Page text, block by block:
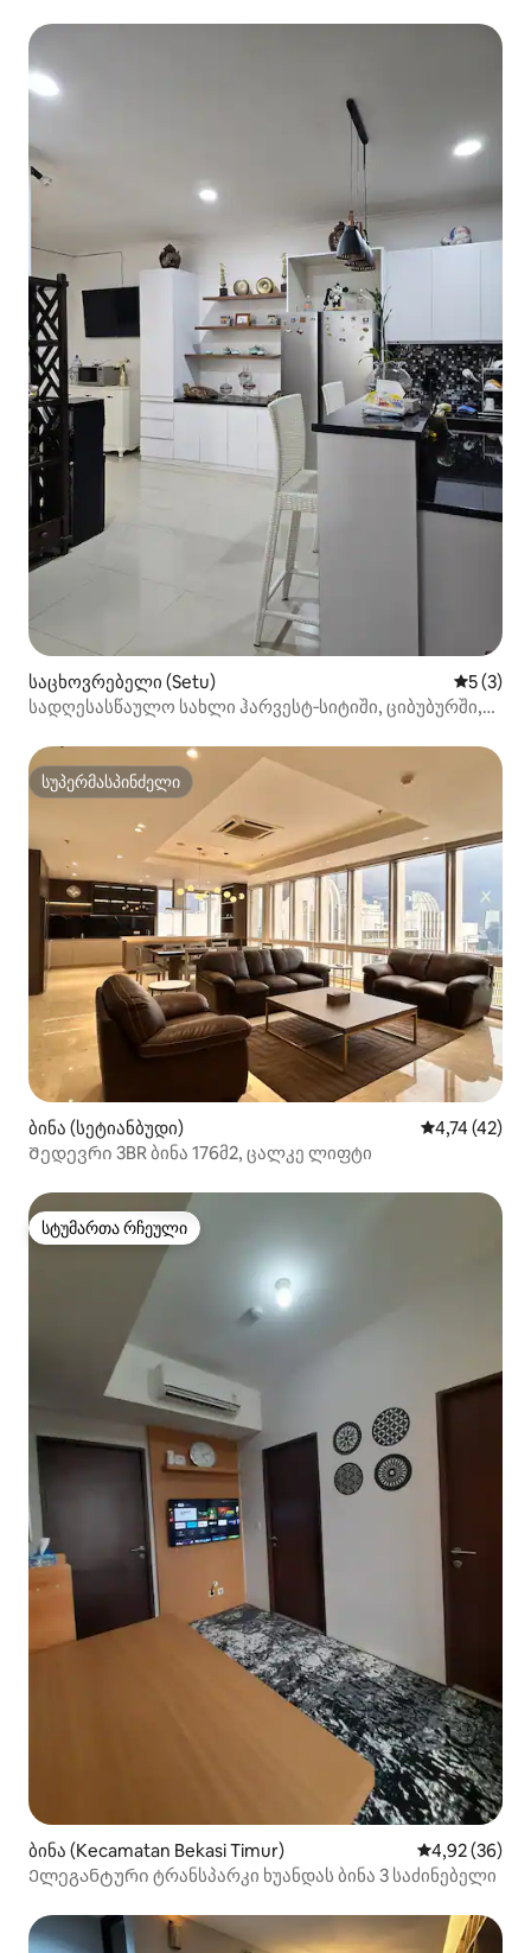
საცხოვრებელი (Setu)
5 (3)
სადღესასწაულო სახლი ჰარვესტ‑სიტიში, ციბუბურში,
სუპერმასპინძელი
სუპერმასპინძელი
ბინა (სეტიანბუდი) საშუალო
4,74 (42)
Შედევრი 3BR ბინა 176მ2, ცალკე ლიფტი
სტუმართა რჩეული
სტუმართა რჩეული
ბინა (Kecamatan Bekasi Timur) საშუალო
4,92 (36)
Ელეგანტური ტრანსპარკი ხუანდას ბინა 3 საძინებელი